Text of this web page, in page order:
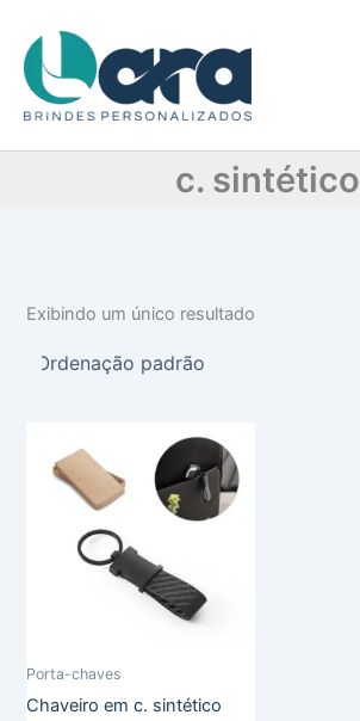
para
conteúdo
c. sintético
t
e
r
Exibindo um único resultado
Porta-chaves
Chaveiro em c. sintético